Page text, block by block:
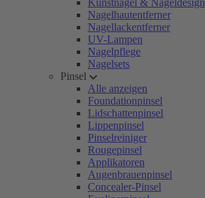
Kunstnägel & Nageldesign
Nagelhautentferner
Nagellackentferner
UV-Lampen
Nagelpflege
Nagelsets
Pinsel
Alle anzeigen
Foundationpinsel
Lidschattenpinsel
Lippenpinsel
Pinselreiniger
Rougepinsel
Applikatoren
Augenbrauenpinsel
Concealer-Pinsel